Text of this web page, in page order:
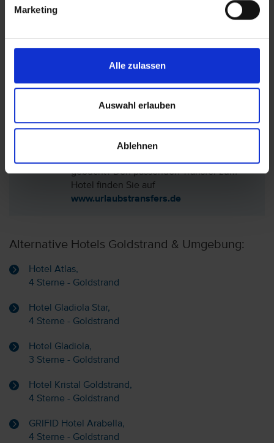
Marketing
Alle zulassen
Auswahl erlauben
Ablehnen
(Schwarzmeerküste)
Hotel auf der Karte anzeigen
gebucht? Den passenden Transfer zum
Hotel finden Sie auf
www.urlaubstransfers.de
Alternative Hotels Goldstrand & Umgebung:
Hotel Atlas,
4 Sterne - Goldstrand
Hotel Gladiola Star,
4 Sterne - Goldstrand
Hotel Gladiola,
3 Sterne - Goldstrand
Hotel Kristal Goldstrand,
4 Sterne - Goldstrand
GRIFID Hotel Arabella,
4 Sterne - Goldstrand